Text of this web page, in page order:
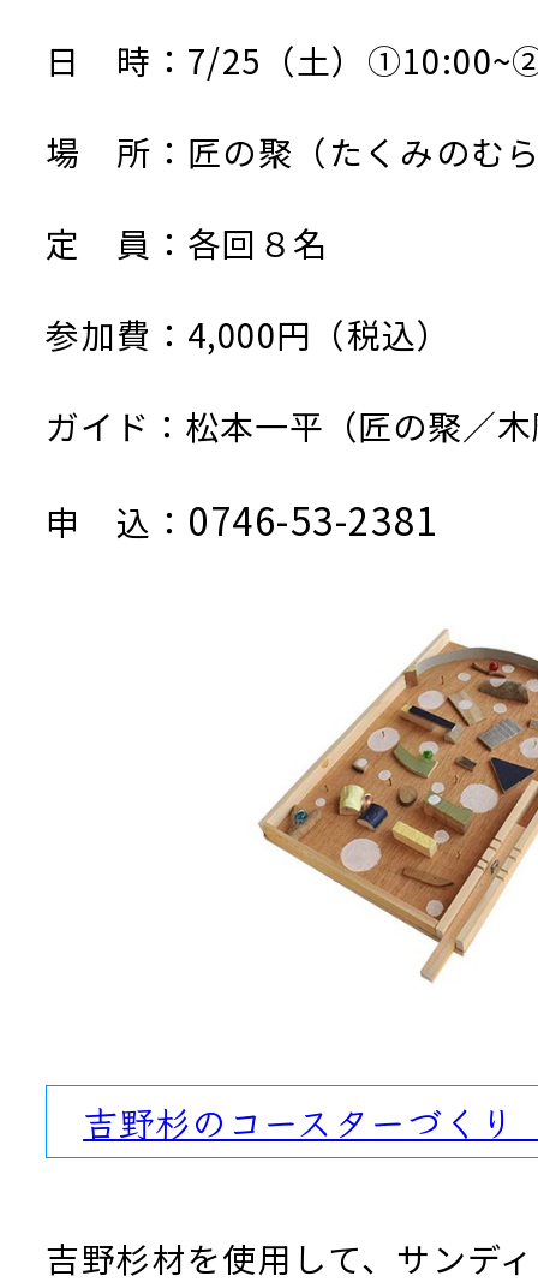
日 時：7/25（土）
場 所：匠の聚（たくみのむ
定 員：各回８名
参加費：4,000円（税込）
ガイド：松本一平（匠の聚／
申 込： 0746-53-2381
吉野杉のコースターづく
吉野杉材を使用して、サンデ